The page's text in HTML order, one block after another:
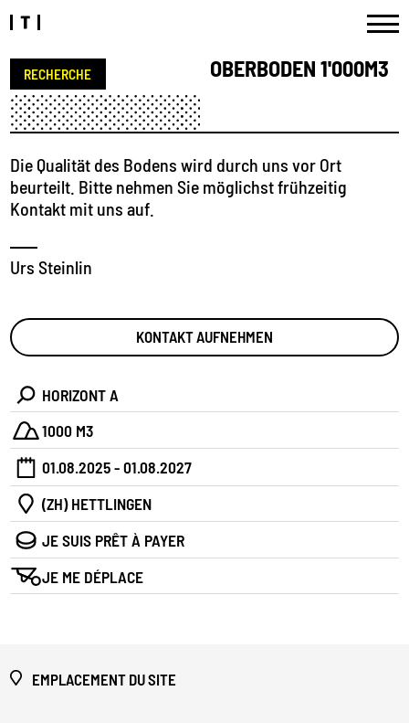
RECHERCHE OBERBODEN 1'000M3
Die Qualität des Bodens wird durch uns vor Ort
beurteilt. Bitte nehmen Sie möglichst frühzeitig
Kontakt mit uns auf.
Urs Steinlin
KONTAKT AUFNEHMEN
HORIZONT A
1000 M3
01.08.2025 - 01.08.2027
(ZH) HETTLINGEN
JE SUIS PRÊT À PAYER
JE ME DÉPLACE
EMPLACEMENT DU SITE